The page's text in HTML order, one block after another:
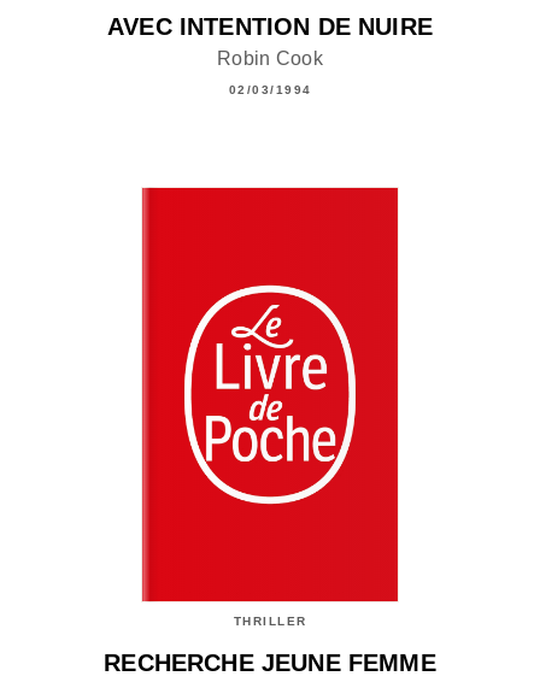
AVEC INTENTION DE NUIRE
Robin Cook
02/03/1994
THRILLER
RECHERCHE JEUNE FEMME